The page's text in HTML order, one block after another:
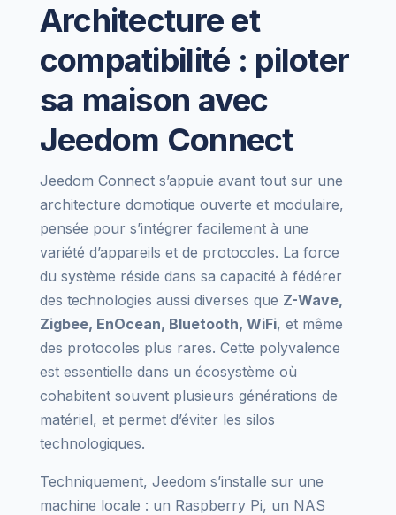
Architecture et
compatibilité : piloter
sa maison avec
Jeedom Connect
Jeedom Connect s’appuie avant tout sur une
architecture domotique ouverte et modulaire,
pensée pour s’intégrer facilement à une
variété d’appareils et de protocoles. La force
du système réside dans sa capacité à fédérer
des technologies aussi diverses que Z-Wave,
Zigbee, EnOcean, Bluetooth, WiFi, et même
des protocoles plus rares. Cette polyvalence
est essentielle dans un écosystème où
cohabitent souvent plusieurs générations de
matériel, et permet d’éviter les silos
technologiques.
Techniquement, Jeedom s’installe sur une
machine locale : un Raspberry Pi, un NAS